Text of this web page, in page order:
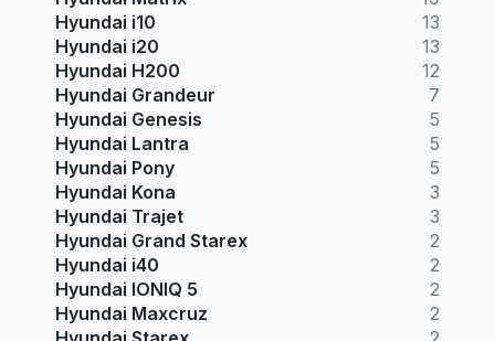
Hyundai i10
13
Hyundai i20
13
Hyundai H200
12
Hyundai Grandeur
7
Hyundai Genesis
5
Hyundai Lantra
5
Hyundai Pony
5
Hyundai Kona
3
Hyundai Trajet
3
Hyundai Grand Starex
2
Hyundai i40
2
Hyundai IONIQ 5
2
Hyundai Maxcruz
2